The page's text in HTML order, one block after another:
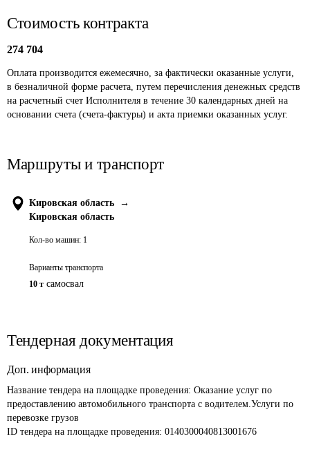
Стоимость контракта
274 704
Оплата производится ежемесячно, за фактически оказанные услуги,
в безналичной форме расчета, путем перечисления денежных средств
на расчетный счет Исполнителя в течение 30 календарных дней на
основании счета (счета-фактуры) и акта приемки оказанных услуг.
Маршруты и транспорт
Кировская область
→
Кировская область
Кол-во машин: 1
Варианты транспорта
10 т самосвал
Тендерная документация
Доп. информация
Название тендера на площадке проведения: Оказание услуг по
предоставлению автомобильного транспорта с водителем.Услуги по
перевозке грузов
ID тендера на площадке проведения: 0140300040813001676